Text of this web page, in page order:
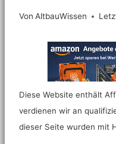
Von AltbauWissen
Diese Website enthält
verdienen wir an
dieser Seite wurden mit